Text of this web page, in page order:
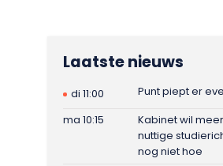
Laatste nieuws
di 11:00
Punt piept er
ma 10:15
Kabinet wil
nuttige
nog niet hoe